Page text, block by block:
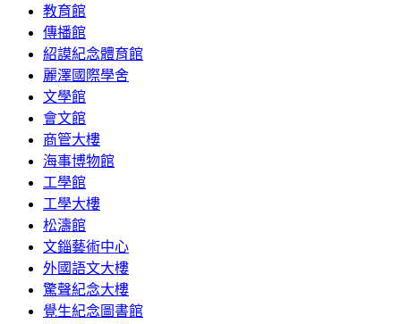
教育館
傳播館
紹謨紀念體育館
麗澤國際學舍
文學館
會文館
商管大樓
海事博物館
工學館
工學大樓
松濤館
文錙藝術中心
外國語文大樓
驚聲紀念大樓
覺生紀念圖書館